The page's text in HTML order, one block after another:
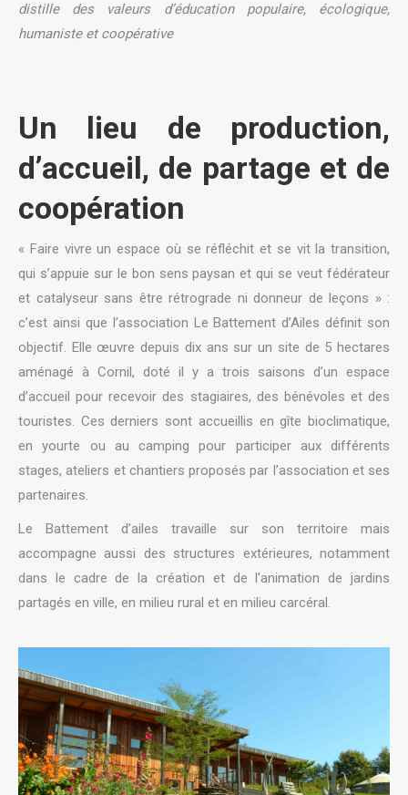
distille des valeurs d’éducation populaire, écologique,
humaniste et coopérative
Un lieu de production,
d’accueil, de partage et de
coopération
« Faire vivre un espace où se réfléchit et se vit la transition,
qui s’appuie sur le bon sens paysan et qui se veut fédérateur
et catalyseur sans être rétrograde ni donneur de leçons » :
c’est ainsi que l’association Le Battement d’Ailes définit son
objectif. Elle œuvre depuis dix ans sur un site de 5 hectares
aménagé à Cornil, doté il y a trois saisons d’un espace
d’accueil pour recevoir des stagiaires, des bénévoles et des
touristes. Ces derniers sont accueillis en gîte bioclimatique,
en yourte ou au camping pour participer aux différents
stages, ateliers et chantiers proposés par l’association et ses
partenaires.
Le Battement d’ailes travaille sur son territoire mais
accompagne aussi des structures extérieures, notamment
dans le cadre de la création et de l’animation de jardins
partagés en ville, en milieu rural et en milieu carcéral.